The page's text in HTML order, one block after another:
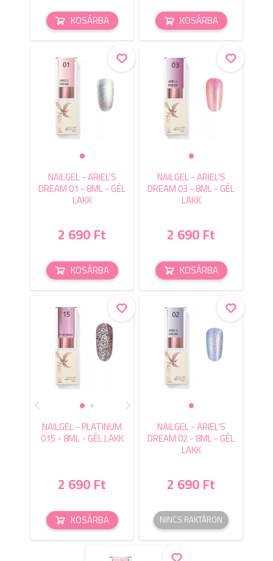
KOSÁRBA KOSÁRBA
NAILGEL - ARIEL'S
DREAM 01 - 8ML - GÉL
LAKK
2 690 Ft
KOSÁRBA
NAILGEL - ARIEL'S
DREAM 03 - 8ML - GÉL
LAKK
2 690 Ft
KOSÁRBA
NAILGEL - PLATINUM
015 - 8ML - GÉL LAKK
2 690 Ft
KOSÁRBA
NAILGEL - ARIEL'S
DREAM 02 - 8ML - GÉL
LAKK
2 690 Ft
NINCS RAKTÁRON